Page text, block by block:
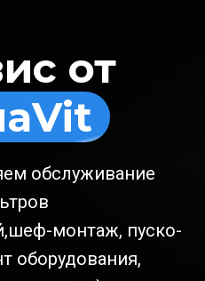
от
обслуживание
монтаж, пуско-
оборудования,